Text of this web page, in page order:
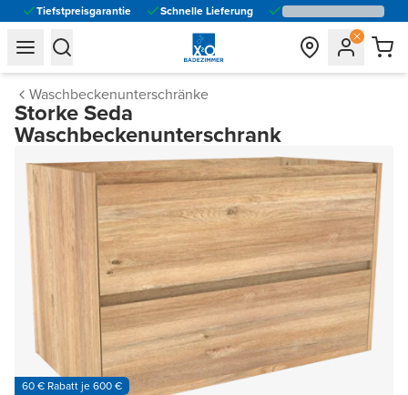
Tiefstpreisgarantie Schnelle Lieferung
general.navigation.toggle_menu.label
general.navigation.toggle_menu.label
Waschbeckenunterschränke
Storke Seda
Waschbeckenunterschrank
60 € Rabatt je 600 €